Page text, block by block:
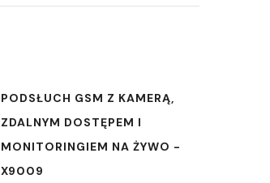
PODSŁUCH GSM Z KAMERĄ,
ZDALNYM DOSTĘPEM I
MONITORINGIEM NA ŻYWO -
X9009